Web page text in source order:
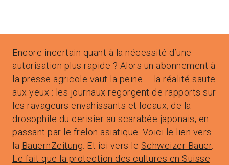
Encore incertain quant à la nécessité d’une
autorisation plus rapide ? Alors un abonnement à
la presse agricole vaut la peine – la réalité saute
aux yeux : les journaux regorgent de rapports sur
les ravageurs envahissants et locaux, de la
drosophile du cerisier au scarabée japonais, en
passant par le frelon asiatique. Voici le lien vers
la BauernZeitung . Et ici vers le Schweizer Bauer.
Le fait que la protection des cultures en Suisse